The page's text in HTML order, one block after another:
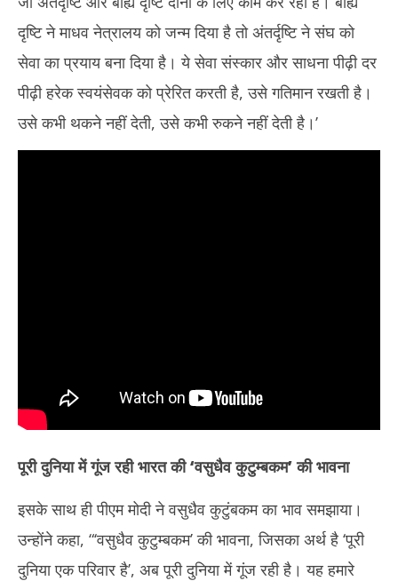
दृष्टि ने माधव नेत्रालय को जन्म दिया है तो अंतर्दृष्टि ने संघ को
सेवा का प्रयाय बना दिया है। ये सेवा संस्कार और साधना पीढ़ी दर
पीढ़ी हरेक स्वयंसेवक को प्रेरित करती है, उसे गतिमान रखती है।
उसे कभी थकने नहीं देती, उसे कभी रुकने नहीं देती है।’
पूरी दुनिया में गूंज रही भारत की‘वसुधैव कुटुम्बकम’ की भावना
इसके साथ ही पीएम मोदी ने वसुधैव कुटुंबकम का भाव समझाया।
उन्होंने कहा, “‘वसुधैव कुटुम्बकम’ की भावना, जिसका अर्थ है ‘पूरी
दुनिया एक परिवार है’, अब पूरी दुनिया में गूंज रही है। यह हमारे